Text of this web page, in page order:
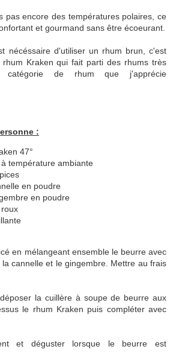
pas encore des températures polaires, ce
et gourmand sans être écoeurant.
nécéssaire d'utiliser un rhum brun, c'est
Kraken qui fait parti des rhums très
catégorie de rhum que j'apprécie
:
47°
température ambiante
en poudre
en poudre
en mélangeant ensemble le beurre avec
cannelle et le gingembre. Mettre au frais
la cuillère à soupe de beurre aux
le rhum Kraken puis compléter avec
et déguster lorsque le beurre est